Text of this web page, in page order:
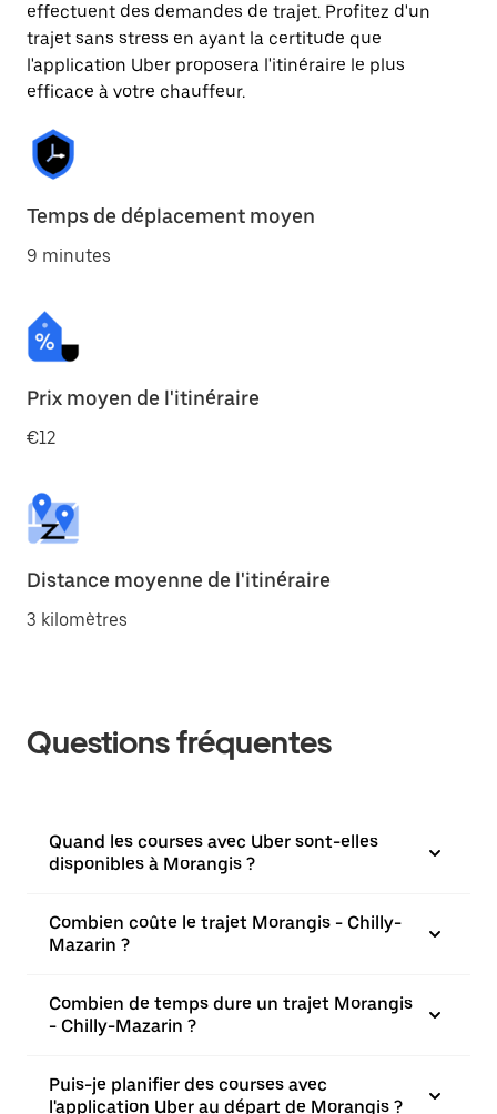
effectuent des demandes de trajet. Profitez d'un
trajet sans stress en ayant la certitude que
l'application Uber proposera l'itinéraire le plus
efficace à votre chauffeur.
Temps de déplacement moyen
9 minutes
Prix moyen de l'itinéraire
€12
Distance moyenne de l'itinéraire
3 kilomètres
Questions fréquentes
Quand les courses avec Uber sont-elles
disponibles à Morangis ?
Combien coûte le trajet Morangis - Chilly-
Mazarin ?
Combien de temps dure un trajet Morangis
- Chilly-Mazarin ?
Puis-je planifier des courses avec
l'application Uber au départ de Morangis ?